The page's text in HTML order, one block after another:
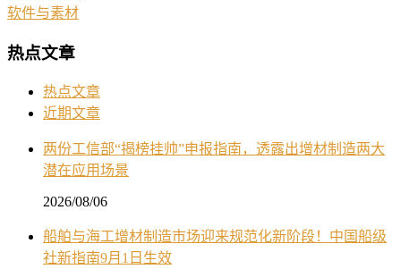
软件与素材
热点文章
热点文章
近期文章
两份工信部“揭榜挂帅”申报指南，透露出增材制造两大
潜在应用场景
2026/08/06
船舶与海工增材制造市场迎来规范化新阶段！中国船级
社新指南9月1日生效